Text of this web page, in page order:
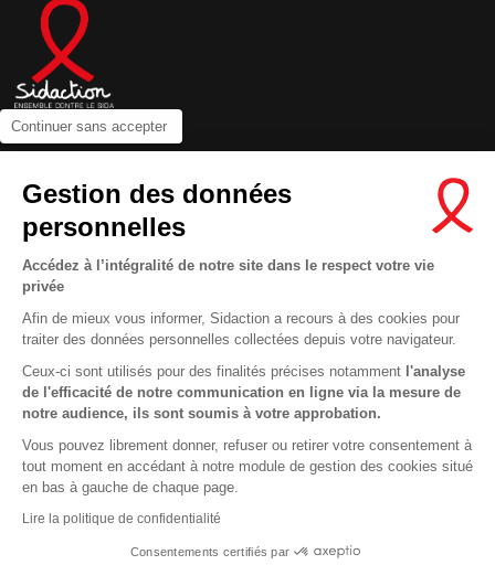
Continuer sans accepter
Gestion des données
personnelles
Accédez à l’intégralité de notre site dans le respect votre vie
privée
Afin de mieux vous informer, Sidaction a recours à des cookies pour
traiter des données personnelles collectées depuis votre navigateur.
Ceux-ci sont utilisés pour des finalités précises notamment l'analyse
de l'efficacité de notre communication en ligne via la mesure de
notre audience, ils sont soumis à votre approbation.
Vous pouvez librement donner, refuser ou retirer votre consentement à
tout moment en accédant à notre module de gestion des cookies situé
en bas à gauche de chaque page.
Lire la politique de confidentialité
Consentements certifiés par
Newsletter
Nous suivre sur les réseaux :
MENTIONS LÉGALES
CONDITIONS D’UTILISATION ET PROTECTION DES DONNÉES
COOKIES
This site uses cookies and gives you control over what you want to
En savoir plus